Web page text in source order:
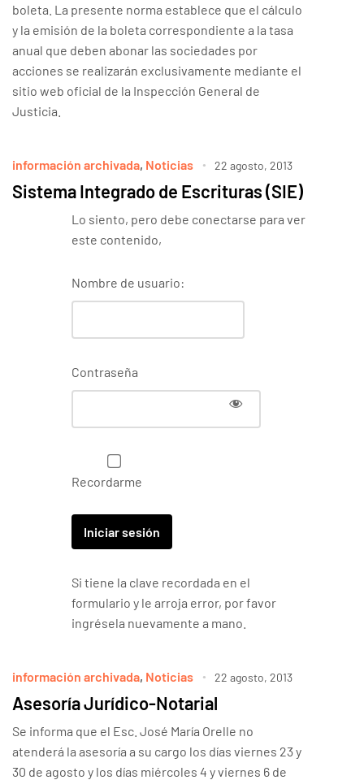
boleta. La presente norma establece que el cálculo
y la emisión de la boleta correspondiente a la tasa
anual que deben abonar las sociedades por
acciones se realizarán exclusivamente mediante el
sitio web oficial de la Inspección General de
Justicia.
información archivada, Noticias 22 agosto, 2013
Sistema Integrado de Escrituras (SIE)
Lo siento, pero debe conectarse para ver
este contenido,
Nombre de usuario:
Contraseña
Recordarme
Si tiene la clave recordada en el
formulario y le arroja error, por favor
ingrésela nuevamente a mano.
información archivada, Noticias 22 agosto, 2013
Asesoría Jurídico-Notarial
Se informa que el Esc. José María Orelle no
atenderá la asesoría a su cargo los días viernes 23 y
30 de agosto y los días miércoles 4 y viernes 6 de